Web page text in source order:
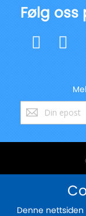
Følg oss
Registrer
deg
vårt
Denne